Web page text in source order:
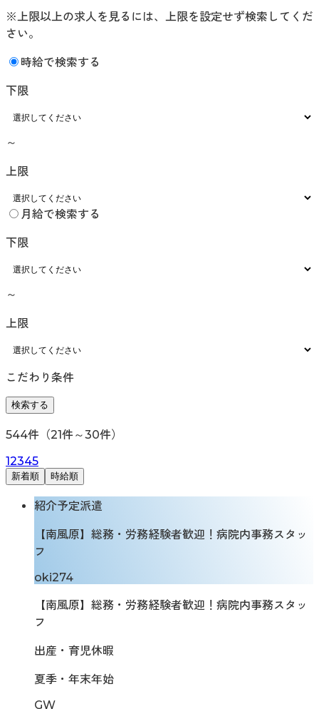
※上限以上の求人を見るには、上限を設定せず検索してくだ
さい。
時給で検索する
下限
～
上限
月給で検索する
下限
～
上限
こだわり条件
検索する
544件（21件～30件）
12345
新着順 時給順
紹介予定派遣
【南風原】総務・労務経験者歓迎！病院内事務スタッ
フ
oki274
【南風原】総務・労務経験者歓迎！病院内事務スタッ
フ
出産・育児休暇
夏季・年末年始
GW